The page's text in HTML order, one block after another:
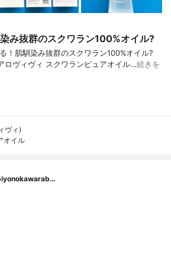
み抜群のスクワラン100%オイル?
！肌馴染み抜群のスクワラン100%オイル?
・アロヴィヴィ スクワランピュアオイル…続きを
ヴィ)
オイル